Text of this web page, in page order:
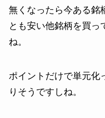
無くなったら今ある銘
とも安い他銘柄を買っ
ね。
ポイントだけで単元化
りそうですしね。